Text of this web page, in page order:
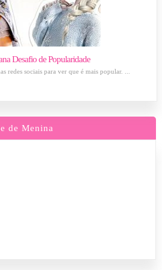
Desafio de Popularidade
redes sociais para ver que é mais popular. ...
de Menina